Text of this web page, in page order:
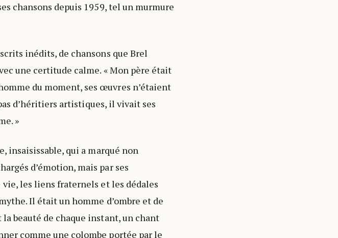
chansons depuis 1959, tel un murmure
inédits, de chansons que Brel
une certitude calme. « Mon père était
du moment, ses œuvres n’étaient
d’héritiers artistiques, il vivait ses
»
insaisissable, qui a marqué non
d’émotion, mais par ses
vie, les liens fraternels et les dédales
Il était un homme d’ombre et de
beauté de chaque instant, un chant
comme une colombe portée par le